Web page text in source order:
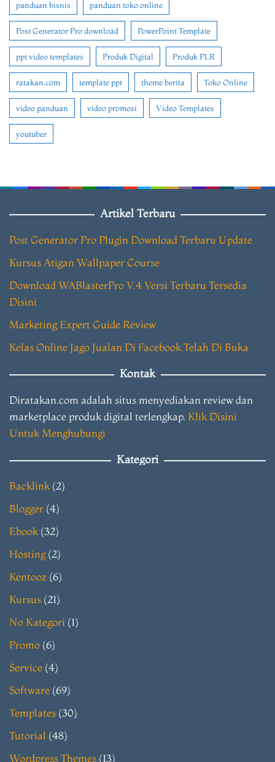
panduan bisnis panduan toko online
Post Generator Pro download PowerPoint Template
ppt video templates Produk Digital Produk PLR
ratakan.com template ppt theme berita Toko Online
video panduan video promosi Video Templates
youtuber
Artikel Terbaru
Post Generator Pro Plugin Download Terbaru Update
Kursus Atigan Wallpaper Course
Download WABlasterPro V.4 Versi Terbaru Tersedia
Disini
Marketing Expert Guide Review
Kelas Online Jago Jualan Di Facebook Telah Di Buka
Kontak
Diratakan.com adalah situs menyediakan review dan
marketplace produk digital terlengkap. Klik Disini
Untuk Menghubungi
Kategori
Backlink (2)
Blogger (4)
Ebook (32)
Hosting(2)
Kentooz (6)
Kursus (21)
No Kategori (1)
Promo (6)
Service (4)
Software (69)
Templates (30)
Tutorial (48)
Wordpress Themes (13)